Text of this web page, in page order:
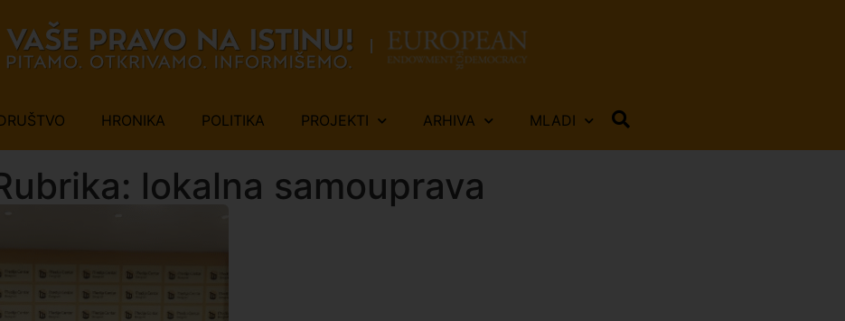
HRONIKA POLITIKA PROJEKTI ARHIVA MLADI
lokalna samouprava